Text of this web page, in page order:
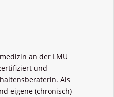
an der LMU
und
Als
eigene (chronisch)